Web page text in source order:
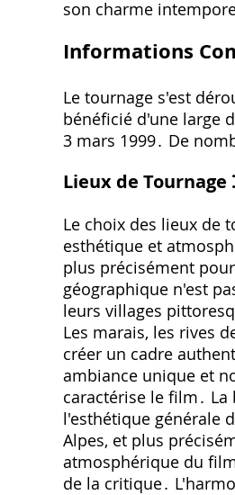
son charme
Informations
Le tournage s'est
bénéficié d'une large
3 mars 1999․ De
Lieux de Tournage
Le choix des lieux de
esthétique et
plus précisément
géographique n'est
leurs villages
Les marais‚ les rives
créer un cadre
ambiance unique et
caractérise le film․ La
l'esthétique générale
Alpes‚ et plus
atmosphérique du
de la critique․